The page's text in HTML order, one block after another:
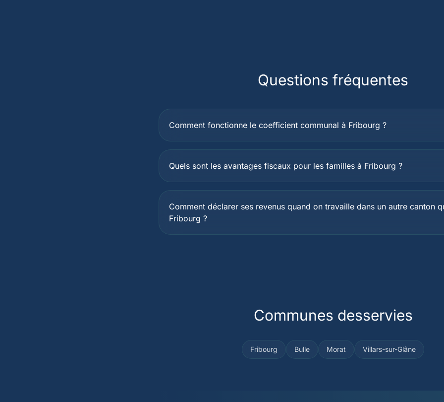
Questions fréquentes
Comment fonctionne le coefficient communal à Fribourg ?
Quels sont les avantages fiscaux pour les familles à Fribourg ?
Comment déclarer ses revenus quand on travaille dans un autre canton
Fribourg ?
Communes desservies
Fribourg Bulle Morat Villars-sur-Glâne